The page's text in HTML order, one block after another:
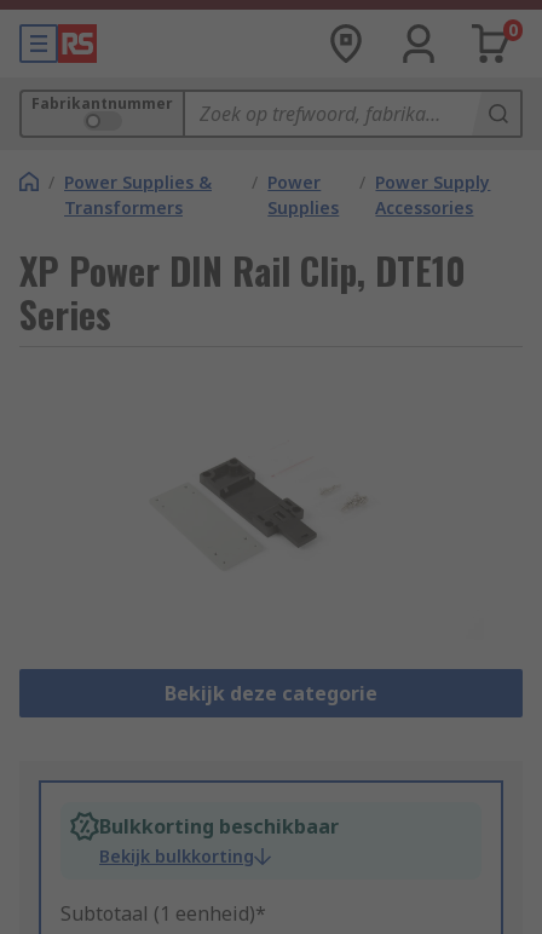
0
Fabrikantnummer
/ Power Supplies &
Transformers
/ Power
Supplies
/ Power Supply
Accessories
XP Power DIN Rail Clip, DTE10
Series
Bekijk deze categorie
Bulkkorting beschikbaar
Bekijk bulkkorting
Subtotaal (1 eenheid)*